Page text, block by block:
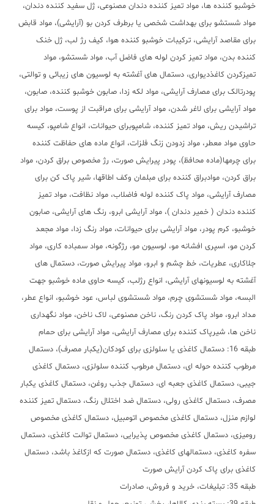
خوشبو کننده ها، مواد تمیز کننده دندان مصنوعی، ژل سفید کننده دندان،
مواد شستشو برای بهداشت شخصی یا برطرف کردن بو (آرایشی)، مواد قابض
برای مقاصد آرایشی، ترکیبات خوشبو کننده هوا، کیف رژ لب، ژل خنک
کننده بدن، مواد تمیز کردن لوله های فاضل آب، مواد شستشو، مواد
تمیزکردن کاغذدیواری، دستمال های آغشته به لوسیون های زیبائی و توالتی،
پودرتالک برای مصارف آرایشی، مواد لکه زدا، صابون خوشبو کننده، صابون،
مواد آرایشی برای لاغر شدن، مواد آرایشی برای مراقبت از پوست، مواد برای
تراشیدن ریش، مواد تمیز کننده، شامپوبرای حیوانات، انواع شامپو، کیسه
حاوی مواد معطر، مواد زدودن زنگ فلزات، انواع ماده های حفاظت کننده
برای چرمها(ماده محافظ)، پودر پیرایش صورت، رژ مخصوص براق کردن، مواد
براق کردن، موادبراق کننده برای مبلمان وکف اطاقها، شیر پاک کن برای
مصارف آرایشی، مواد پاک کننده لوله فاضلاب، مواد نظافت، مواد تمیز
کننده دندان ( خمیر دندان )، مواد آرایشی ابرو، رنگ های آرایشی، صابون
خوشبو، کرم پودر، مواد آرایشی برای حیوانات، مواد رنگ زدا، مواد مجعد
کردن مو، اسپری افشانه مو، لوسیون مو، رژگونه، مواد سمباده کاری، مواد
جلاکاری، عطریات، خط چشم و ابرو، مواد پیرایش صورت، دستمال های
آغشته به لوسیونهای آرایشی، انواع رژلب، کیسه حاوی ماده خوشبو جهت
البسه، مواد شستشوی چرم، مواد شستشوی لباس، عود خوشبو، انواع عطر،
مداد ابرو، مواد پاک کردن رنگ، ناخن مصنوعی، لاک ناخن، مواد نگهداری
ناخن ها، شیرپاک کننده برای مصارف آرایشی، مواد آرایشی برای حمام
طبقه 16: دستمال کاغذی یا سلولزی برای کودکان(یکبار مصرف)، دستمال
مرطوب کننده حوله ای، دستمال مرطوب کننده سلولزی، دستمال کاغذی
جیبی، دستمال کاغذی جعبه ای، دستمال جذب روغن، دستمال کاغذی یکبار
مصرف، دستمال کاغذی رولی، دستمال ضد اختلال رنگ، دستمال تمیز کننده
لوازم منزل، دستمال کاغذی مخصوص اتومبیل، دستمال کاغذی مخصوص
رومیزی، دستمال کاغذی مخصوص پذیرایی، دستمال توالت کاغذی، دستمال
سفره کاغذی، دستمالهای کاغذی، دستمال صورت که ازکاغذ باشد، دستمال
کاغذی برای پاک کردن آرایش صورت
طبقه 35: تبلیغات، خرید و فروش، صادرات